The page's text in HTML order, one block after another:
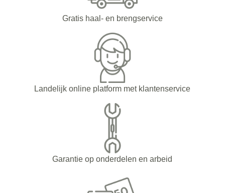
Gratis haal- en brengservice
Landelijk online platform met klantenservice
Garantie op onderdelen en arbeid